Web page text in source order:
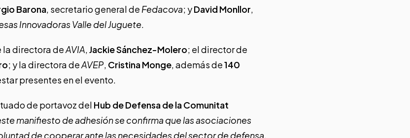
Barona, secretario general de Fedacova; yDavid Monllor,
Innovadoras Valle del Juguete.
la directora deAVIA,Jackie Sánchez-Molero; el director de
; y la directora deAVEP, Cristina Monge, además de140
presentes en el evento.
de portavoz del Hub de Defensa de la Comunitat
manifiesto de adhesión se confirma que las asociaciones
de cooperar ante las necesidades del sector de defensa.